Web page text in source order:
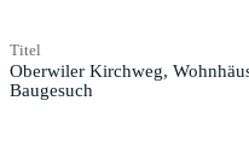
Titel
Oberwiler Kirchweg,
Baugesuch